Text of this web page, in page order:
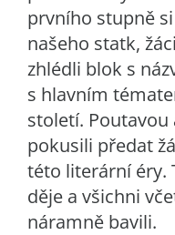
prvního stupně
našeho statk,
zhlédli blok s
s hlavním
století.
pokusili předat
této literární éry.
děje a všichni
náramně bavili.